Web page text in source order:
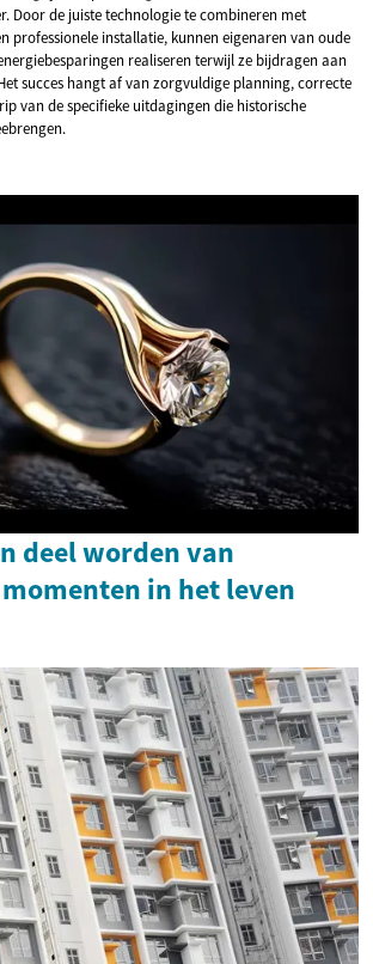
Door de juiste technologie te combineren met
professionele installatie, kunnen eigenaren van oude
realiseren terwijl ze bijdragen aan
succes hangt af van zorgvuldige planning, correcte
van de specifieke uitdagingen die historische
deel worden van
in het leven